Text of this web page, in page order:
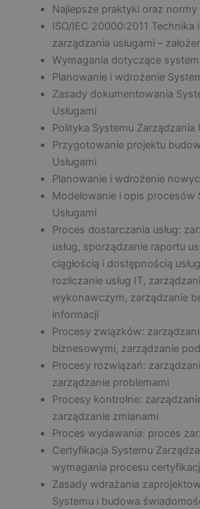
Najlepsze praktyki oraz normy
ISO/IEC 20000:2011
zarządzania usługami –
Wymagania dotyczące
Planowanie i wdrożenie
Zasady dokumentowania
Usługami
Polityka Systemu Zarządzania
Przygotowanie projektu
Usługami
Planowanie i wdrożenie
Modelowanie i opis procesów
Usługami
Proces dostarczania usług:
usług, sporządzanie raportu
ciągłością i dostępnością
rozliczanie usług IT,
wykonawczym, zarządzanie
informacji
Procesy związków:
biznesowymi, zarządzanie
Procesy rozwiązań:
zarządzanie problemami
Procesy kontrolne:
zarządzanie zmianami
Proces wydawania: proces
Certyfikacja Systemu
wymagania procesu
Zasady wdrażania
Systemu i budowa